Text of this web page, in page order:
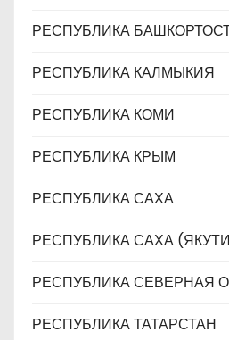
РЕСПУБЛИКА
РЕСПУБЛИКА КАЛМЫКИЯ
РЕСПУБЛИКА КОМИ
РЕСПУБЛИКА КРЫМ
РЕСПУБЛИКА САХА
РЕСПУБЛИКА САХА
РЕСПУБЛИКА СЕВЕРНАЯ
РЕСПУБЛИКА ТАТАРСТАН